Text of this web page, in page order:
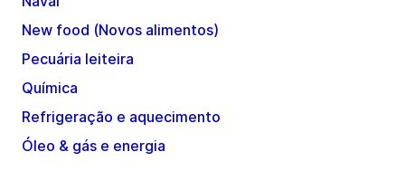
New food (Novos alimentos)
Pecuária leiteira
Química
Refrigeração e aquecimento
Óleo & gás e energia